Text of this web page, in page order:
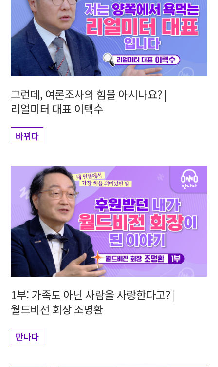
그런데, 여론조사의 힘을 아시나요? |
리얼미터 대표 이택수
바뀌다
1부: 가족도 아닌 사람을 사랑한다고? |
월드비전 회장 조명환
만나다